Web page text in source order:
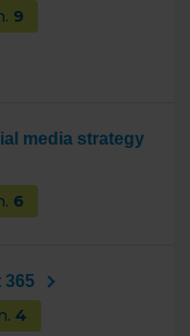
9
media strategy
6
365
4